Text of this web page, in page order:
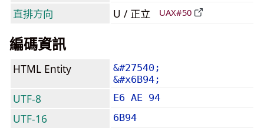
直排方向 U / 正立 UAX#50
編碼資訊
HTML Entity
&#27540;
&#x6B94;
UTF-8 E6 AE 94
UTF-16 6B94